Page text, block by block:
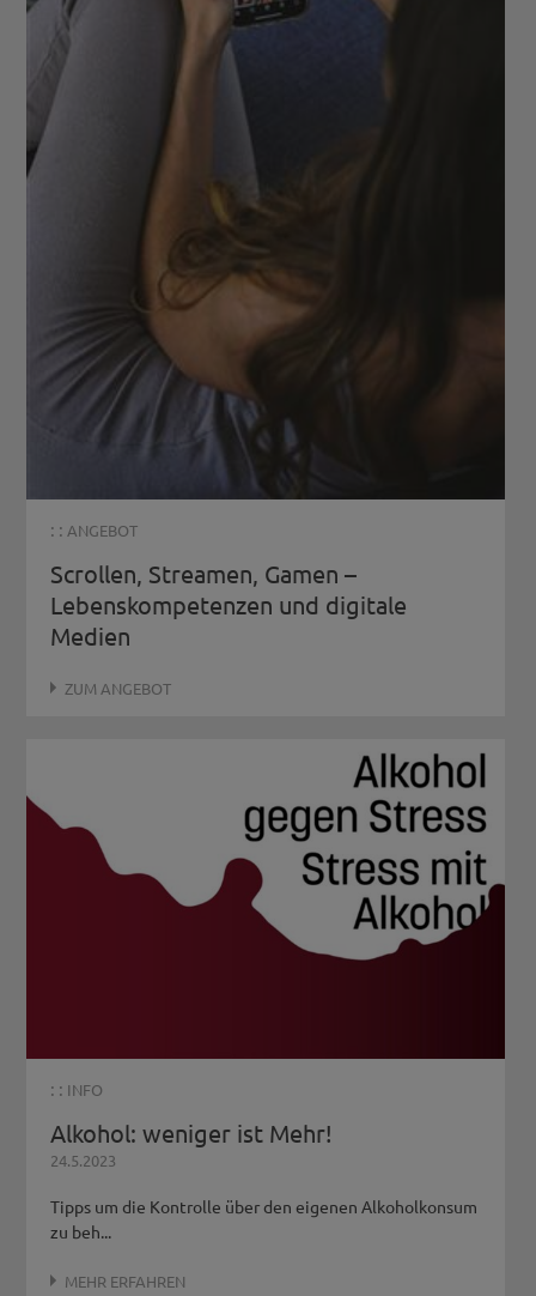
: : ANGEBOT
Scrollen, Streamen, Gamen –
Lebenskompetenzen und digitale
Medien
ZUM ANGEBOT
: : INFO
Alkohol: weniger ist Mehr!
24.5.2023
Tipps um die Kontrolle über den eigenen Alkoholkonsum
zu beh...
MEHR ERFAHREN